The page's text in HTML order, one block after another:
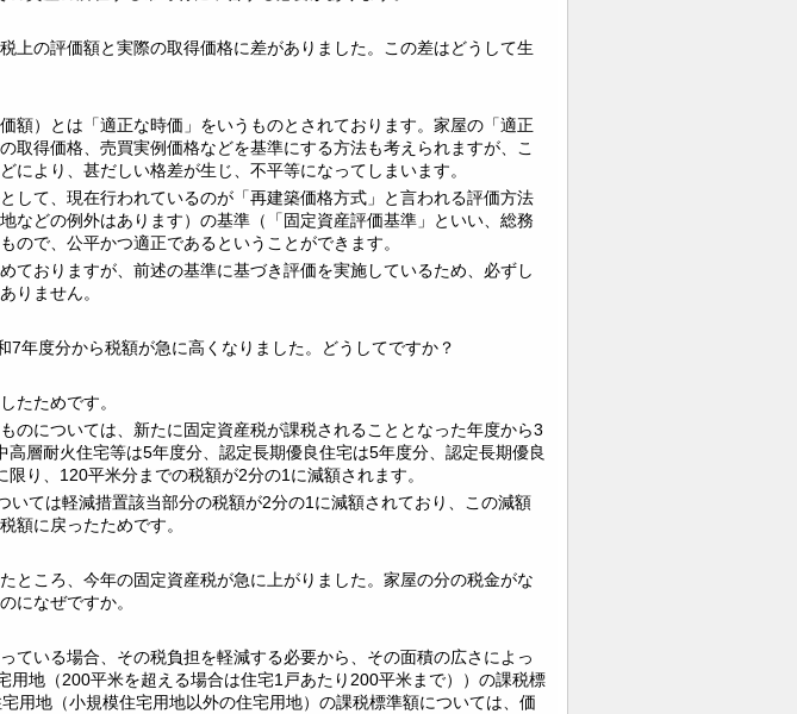
上の評価額と実際の取得価格に差がありました。この差はどうして生
額）とは「適正な時価」をいうものとされております。家屋の「適正
取得価格、売買実例価格などを基準にする方法も考えられますが、こ
により、甚だしい格差が生じ、不平等になってしまいます。
して、現在行われているのが「再建築価格方式」と言われる評価方法
などの例外はあります）の基準（「固定資産評価基準」といい、総務
ので、公平かつ適正であるということができます。
ておりますが、前述の基準に基づき評価を実施しているため、必ずし
りません。
年度分から税額が急に高くなりました。どうしてですか？
たためです。
のについては、新たに固定資産税が課税されることとなった年度から3
層耐火住宅等は5年度分、認定長期優良住宅は5年度分、認定長期優良
り、120平米分までの税額が2分の1に減額されます。
いては軽減措置該当部分の税額が2分の1に減額されており、この減額
額に戻ったためです。
ところ、今年の固定資産税が急に上がりました。家屋の分の税金がな
になぜですか。
ている場合、その税負担を軽減する必要から、その面積の広さによっ
用地（200平米を超える場合は住宅1戸あたり200平米まで））の課税標
用地（小規模住宅用地以外の住宅用地）の課税標準額については、価